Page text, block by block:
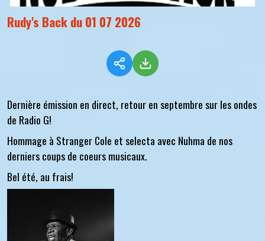
Rudy's Back du 01 07 2026
Dernière émission en direct, retour en septembre sur les ondes
de Radio G!
Hommage à Stranger Cole et selecta avec Nuhma de nos
derniers coups de coeurs musicaux.
Bel été, au frais!